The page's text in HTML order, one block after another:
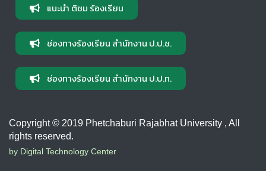
แนะนำ ติชม ร้องเรียน
ช่องทางร้องเรียน สำนักงาน ป.ป.ช.
ช่องทางร้องเรียน สำนักงาน ป.ป.ท.
Copyright © 2019 Phetchaburi Rajabhat University , All
rights reserved.
by Digital Technology Center